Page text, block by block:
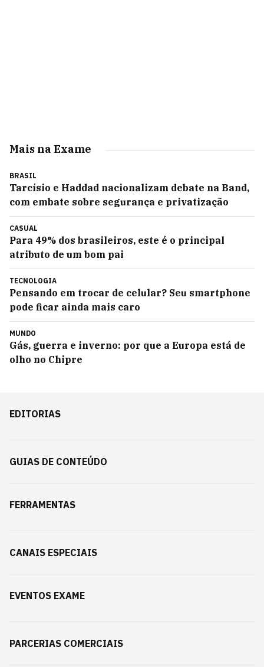
Mais na Exame
BRASIL
Tarcísio e Haddad nacionalizam debate na Band,
com embate sobre segurança e privatização
CASUAL
Para 49% dos brasileiros, este é o principal
atributo de um bom pai
TECNOLOGIA
Pensando em trocar de celular? Seu smartphone
pode ficar ainda mais caro
MUNDO
Gás, guerra e inverno: por que a Europa está de
olho no Chipre
EDITORIAS
GUIAS DE CONTEÚDO
FERRAMENTAS
CANAIS ESPECIAIS
EVENTOS EXAME
PARCERIAS COMERCIAIS